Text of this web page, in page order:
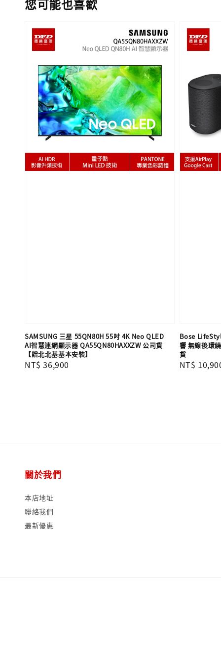
您可能也喜歡
SAMSUNG 三星 55QN80H 55吋 4K Neo QLED
AI智慧連網顯示器 QA55QN80HAXXZW 公司貨
【贈北北基基本安裝】
Regular
NT$ 36,900
Bose
響 無線後環
貨
Regular
NT$
關於我們
本店地址
聯絡我們
最新優惠